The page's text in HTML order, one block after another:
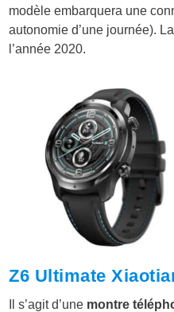
modèle embarquera une
autonomie d’une journée).
l’année 2020.
Z6 Ultimate
Il s’agit d’une montre